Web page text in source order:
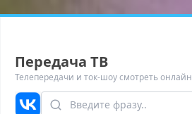
Передача ТВ
Телепередачи и ток-шоу смотреть онлайн